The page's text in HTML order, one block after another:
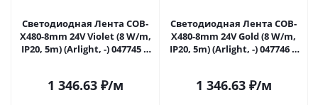
Светодиодная Лента COB-
X480-8mm 24V Violet (8 W/m,
IP20, 5m) (Arlight, -) 047745 в
1 346.63₽/м
Светодиодная Лента COB-
X480-8mm 24V Gold (8 W/m,
IP20, 5m) (Arlight, -) 047746 в
1 346.63₽/м